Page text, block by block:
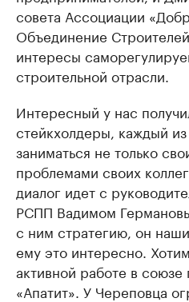
совета Ассоциации
Объединение
интересы
строительной отрасли.
Интересный у нас
стейкхолдеры, каждый
заниматься не только
проблемами своих
диалог идет с
РСПП Вадимом
с ним стратегию, он
ему это интересно.
активной работе в
«Апатит». У Череповца